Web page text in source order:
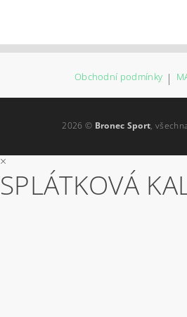
Obchodní podmínky |
2026 © Bronec Sport,
×
SPLÁTKOVÁ